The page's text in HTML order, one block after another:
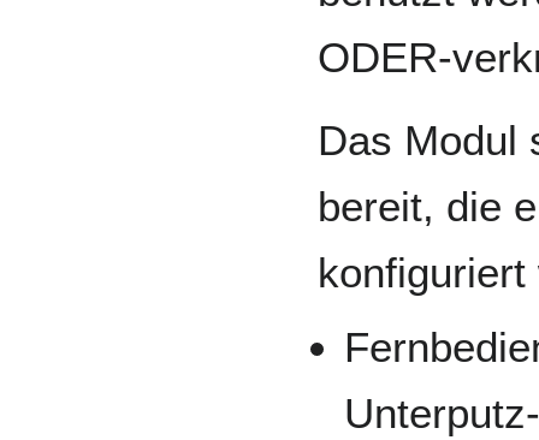
ODER-
Das Modul
bereit, die